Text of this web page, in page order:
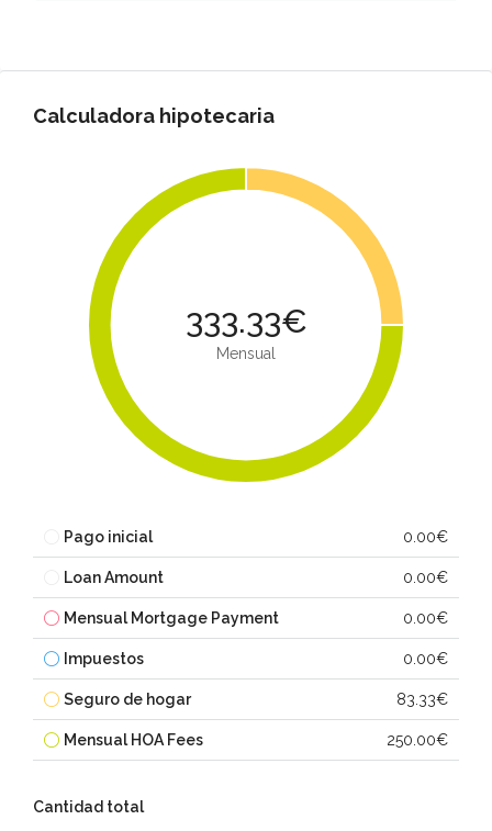
Calculadora hipotecaria
333.33€
Mensual
Pago inicial 0.00€
Loan Amount 0.00€
Mensual Mortgage Payment 0.00€
Impuestos 0.00€
Seguro de hogar 83.33€
Mensual HOA Fees 250.00€
Cantidad total